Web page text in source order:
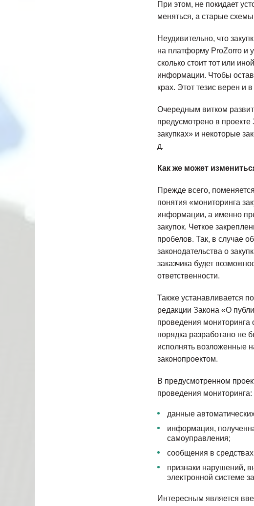
При этом, не покидает
меняться, а старые
Неудивительно, что
на платформу ProZorro и
сколько стоит тот или
информации. Чтобы
крах. Этот тезис верен и
Очередным витком
предусмотрено в
закупках» и некоторые
д.
Как же может
Прежде всего,
понятия «мониторинга
информации, а именно
закупок. Четкое
пробелов. Так, в случае
законодательства о
заказчика будет
ответственности.
Также устанавливается
редакции Закона «О
проведения мониторинга
порядка разработано не
исполнять возложенные
законопроектом.
В предусмотренном
проведения мониторинга:
данные
информация,
самоуправления;
сообщения в
признаки нарушений,
электронной системе
Интересным является